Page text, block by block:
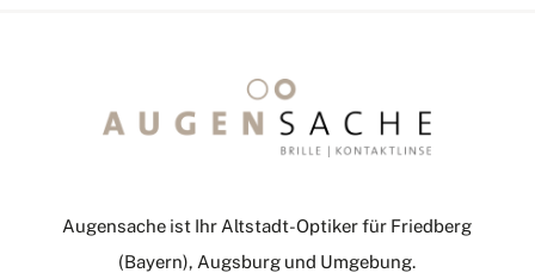
Augensache ist Ihr Altstadt-Optiker für Friedberg
(Bayern), Augsburg und Umgebung.